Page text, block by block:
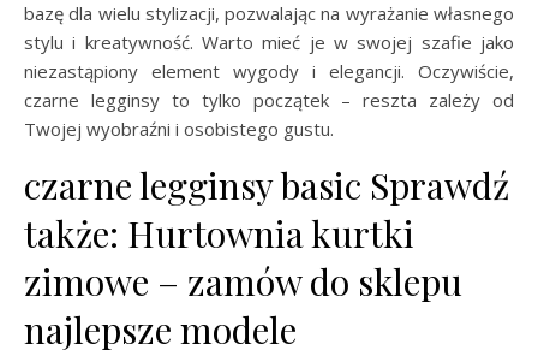
bazę dla wielu stylizacji, pozwalając na wyrażanie własnego
stylu i kreatywność. Warto mieć je w swojej szafie jako
niezastąpiony element wygody i elegancji. Oczywiście,
czarne legginsy to tylko początek – reszta zależy od
Twojej wyobraźni i osobistego gustu.
czarne legginsy basic Sprawdź
także: Hurtownia kurtki
zimowe – zamów do sklepu
najlepsze modele